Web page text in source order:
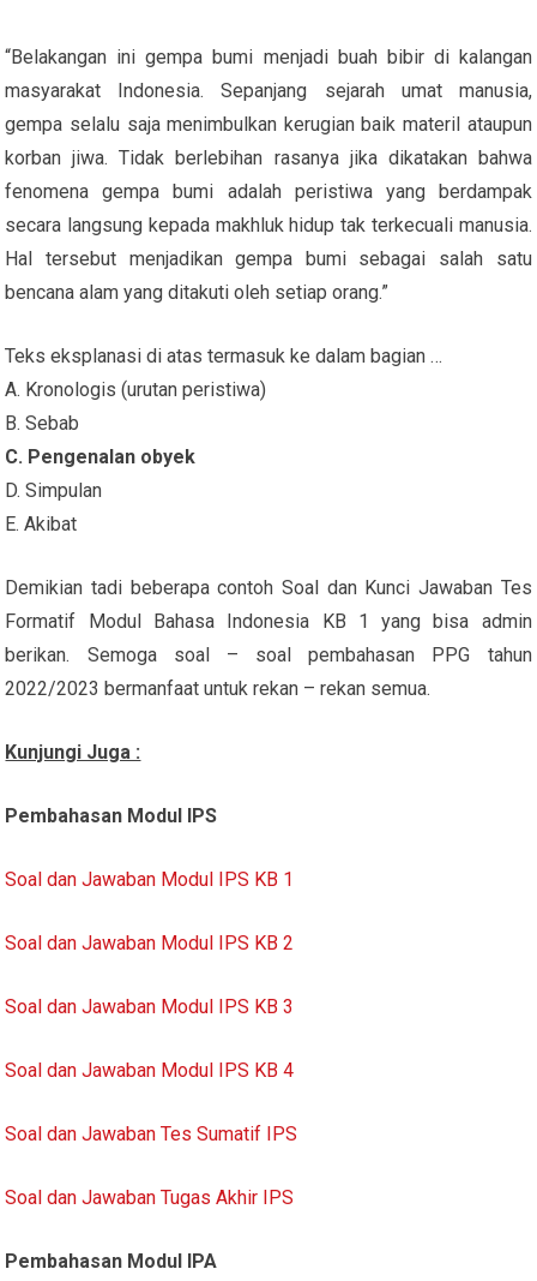
“Belakangan ini gempa bumi menjadi buah bibir di kalangan
masyarakat Indonesia. Sepanjang sejarah umat manusia,
gempa selalu saja menimbulkan kerugian baik materil ataupun
korban jiwa. Tidak berlebihan rasanya jika dikatakan bahwa
fenomena gempa bumi adalah peristiwa yang berdampak
secara langsung kepada makhluk hidup tak terkecuali manusia.
Hal tersebut menjadikan gempa bumi sebagai salah satu
bencana alam yang ditakuti oleh setiap orang.”
Teks eksplanasi di atas termasuk ke dalam bagian …
A. Kronologis (urutan peristiwa)
B. Sebab
C. Pengenalan obyek
D. Simpulan
E. Akibat
Demikian tadi beberapa contoh Soal dan Kunci Jawaban Tes
Formatif Modul Bahasa Indonesia KB 1 yang bisa admin
berikan. Semoga soal – soal pembahasan PPG tahun
2022/2023 bermanfaat untuk rekan – rekan semua.
Kunjungi Juga :
Pembahasan Modul IPS
Soal dan Jawaban Modul IPS KB 1
Soal dan Jawaban Modul IPS KB 2
Soal dan Jawaban Modul IPS KB 3
Soal dan Jawaban Modul IPS KB 4
Soal dan Jawaban Tes Sumatif IPS
Soal dan Jawaban Tugas Akhir IPS
Pembahasan Modul IPA